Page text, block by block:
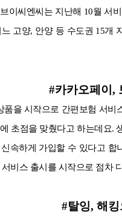
이씨엔씨는 지난해 10월 서
고양, 안양 등 수도권 15개
#카카오페이,
을 시작으로 간편보험 서
초점을 맞췄다고 하는데요.
속하게 가입할 수 있다고
비스 출시를 시작으로 점차
#탈잉, 해